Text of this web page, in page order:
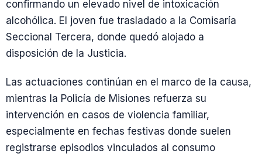
confirmando un elevado nivel de intoxicación
alcohólica. El joven fue trasladado a la Comisaría
Seccional Tercera, donde quedó alojado a
disposición de la Justicia.
Las actuaciones continúan en el marco de la causa,
mientras la Policía de Misiones refuerza su
intervención en casos de violencia familiar,
especialmente en fechas festivas donde suelen
registrarse episodios vinculados al consumo